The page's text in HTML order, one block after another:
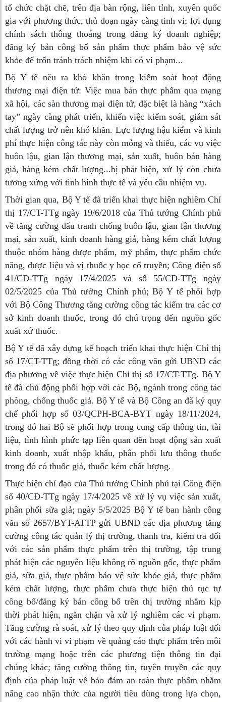
tổ chức chặt chẽ, trên địa bàn rộng, liên tỉnh, xuyên quốc
gia với phương thức, thủ đoạn ngày càng tinh vi; lợi dụng
chính sách thông thoáng trong đăng ký doanh nghiệp;
đăng ký bản công bố sản phẩm thực phẩm bảo vệ sức
khỏe để trốn tránh trách nhiệm khi có vi phạm...
Bộ Y tế nêu ra khó khăn trong kiểm soát hoạt động
thương mại điện tử: Việc mua bán thực phẩm qua mạng
xã hội, các sàn thương mại điện tử, đặc biệt là hàng “xách
tay” ngày càng phát triển, khiến việc kiểm soát, giám sát
chất lượng trở nên khó khăn. Lực lượng hậu kiểm và kinh
phí thực hiện công tác này còn mỏng và thiếu, các vụ việc
buôn lậu, gian lận thương mại, sản xuất, buôn bán hàng
giả, hàng kém chất lượng...bị phát hiện, xử lý còn chưa
tương xứng với tình hình thực tế và yêu cầu nhiệm vụ.
Thời gian qua, Bộ Y tế đã triển khai thực hiện nghiêm Chỉ
thị 17/CT-TTg ngày 19/6/2018 của Thủ tướng Chính phủ
về tăng cường đấu tranh chống buôn lậu, gian lận thương
mại, sản xuất, kinh doanh hàng giả, hàng kém chất lượng
thuộc nhóm hàng dược phẩm, mỹ phẩm, thực phẩm chức
năng, dược liệu và vị thuốc y học cổ truyền; Công điện số
41/CĐ-TTg ngày 17/4/2025 và số 55/CĐ-TTg ngày
02/5/2025 của Thủ tướng Chính phủ; Bộ Y tế phối hợp
với Bộ Công Thương tăng cường công tác kiểm tra các cơ
sở kinh doanh thuốc, trong đó chú trọng đến nguồn gốc
xuất xứ thuốc.
Bộ Y tế đã xây dựng kế hoạch triển khai thực hiện Chỉ thị
số 17/CT-TTg; đồng thời có các công văn gửi UBND các
địa phương về việc thực hiện Chỉ thị số 17/CT-TTg. Bộ Y
tế đã chủ động phối hợp với các Bộ, ngành trong công tác
phòng, chống thuốc giả. Bộ Y tế và Bộ Công an đã ký quy
chế phối hợp số 03/QCPH-BCA-BYT ngày 18/11/2024,
trong đó hai Bộ sẽ phối hợp trong cung cấp thông tin, tài
liệu, tình hình phức tạp liên quan đến hoạt động sản xuất
kinh doanh, xuất nhập khẩu, phân phối lưu thông thuốc
trong đó có thuốc giả, thuốc kém chất lượng.
Thực hiện chỉ đạo của Thủ tướng Chính phủ tại Công điện
số 40/CĐ-TTg ngày 17/4/2025 về xử lý vụ việc sản xuất,
phân phối sữa giả; ngày 5/5/2025 Bộ Y tế ban hành công
văn số 2657/BYT-ATTP gửi UBND các địa phương tăng
cường công tác quản lý thị trường, thanh tra, kiểm tra đối
với các sản phẩm thực phẩm trên thị trường, tập trung
phát hiện các nguyên liệu không rõ nguồn gốc, thực phẩm
giả, sữa giả, thực phẩm bảo vệ sức khỏe giả, thực phẩm
kém chất lượng, thực phẩm chưa thực hiện thủ tục tự
công bố/đăng ký bản công bố trên thị trường nhằm kịp
thời phát hiện, ngăn chặn và xử lý nghiêm các vi phạm.
Tăng cường rà soát, xử lý theo quy định của pháp luật đối
với các hành vi vi phạm về quảng cáo thực phẩm trên môi
trường mạng hoặc trên các phương tiện thông tin đại
chúng khác; tăng cường thông tin, tuyên truyền các quy
định của pháp luật về bảo đảm an toàn thực phẩm nhằm
nâng cao nhận thức của người tiêu dùng trong lựa chọn,